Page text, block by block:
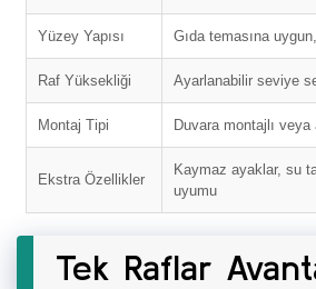
Yüzey Yapısı Gıda temasına
Raf Yüksekliği Ayarlanabilir seviye
Montaj Tipi Duvara montajlı veya
Ekstra Özellikler
Kaymaz ayaklar, su
uyumu
Tek Raflar